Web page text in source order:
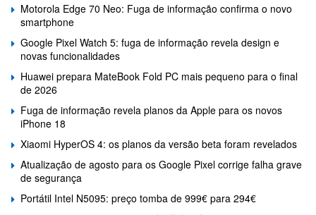
Motorola Edge 70 Neo: Fuga de informação confirma o novo
smartphone
Google Pixel Watch 5: fuga de informação revela design e
novas funcionalidades
Huawei prepara MateBook Fold PC mais pequeno para o final
de 2026
Fuga de informação revela planos da Apple para os novos
iPhone 18
Xiaomi HyperOS 4: os planos da versão beta foram revelados
Atualização de agosto para os Google Pixel corrige falha grave
de segurança
Portátil Intel N5095: preço tomba de 999€ para 294€